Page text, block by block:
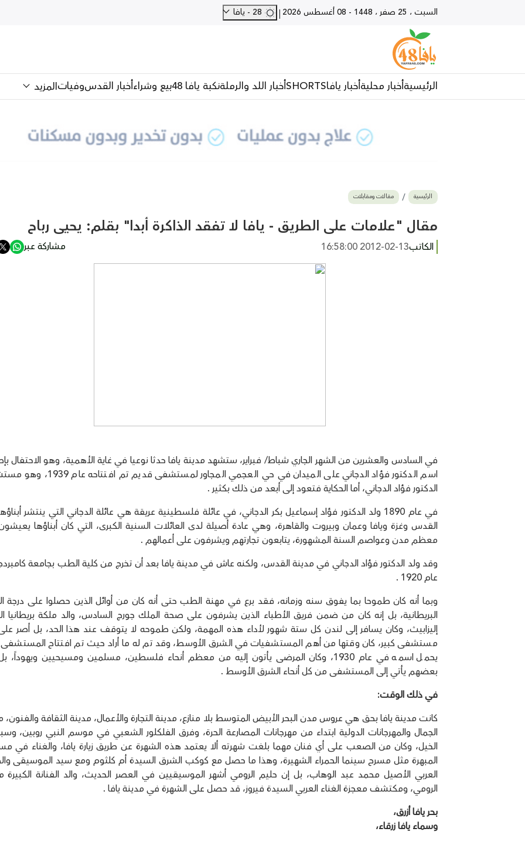
السبت ، 25 صفر ، 1448 - 08 أغسطس 2026 |
الرئيسيةأخبار محليةأخبار يافاSHORTSأخبار اللد والرملةنكبة يافا 48 بيع وشراءأخبار القدسوفياتالمزيد
الرئيسية مقالات ومقابلات
مقال "علامات على الطريق - يافا لا تفقد الذاكرة أبدا" بقلم: يحيى رباح
الكاتب2012-02-13 16:58:00 مشاركة عبر
في السادس والعشرين من الشهر الجاري شباط/ فبراير، ستشهد مدينة يافا حدثا نوعيا في غاية الأهمية، وهو الاحتفال
اسم الدكتور فؤاد الدجاني على الميدان في حي العجمي المجاور لمستشفى
الدكتور فؤاد الدجاني، أما الحكاية فتعود إلى أبعد من ذلك بكثير .
في عام 1890 ولد الدكتور فؤاد إسماعيل بكر الدجاني، في عائلة فلسطينية عريقة هي عائلة الدجاني التي ينتشر
القدس وغزة ويافا وعمان وبيروت والقاهرة، وهي عادة أصيلة لدى العائلات السنية الكبرى، التي كان أبناؤها
معظم مدن وعواصم السنة المشهورة، يتابعون تجارتهم ويشرفون على أعمالهم .
وقد ولد الدكتور فؤاد الدجاني في مدينة القدس، ولكنه عاش في مدينة يافا بعد أن تخرج من كلية الطب بجامعة
عام 1920 .
وبما أنه كان طموحا بما يفوق سنه وزمانه، فقد برع في مهنة الطب حتى أنه كان من أوائل الذين حصلوا على درجة
البريطانية، بل إنه كان من ضمن فريق الأطباء الذين يشرفون على صحة الملك جورج السادس، والد ملكة بريطانيا
إليزابيث، وكان يسافر إلى لندن كل ستة شهور لأداء هذه المهمة، ولكن طموحه لا يتوقف عند هذا الحد، بل أصر
مستشفى كبير، كان وقتها من أهم المستشفيات في الشرق الأوسط، وقد تم له ما أراد حيث تم افتتاح المستشفى
يحمل اسمه في عام 1930، وكان المرضى يأتون إليه من معظم أنحاء فلسطين، مسلمين ومسيحيين ويهوداً،
بعضهم يأتي إلى المستشفى من كل أنحاء الشرق الأوسط .
في ذلك الوقت:
كانت مدينة يافا بحق هي عروس مدن البحر الأبيض المتوسط بلا منازع، مدينة التجارة والأعمال، مدينة الثقافة والفنون،
الجمال والمهرجانات الدولية ابتداء من مهرجانات المصارعة الحرة، وفرق الفلكلور الشعبي في موسم النبي روبين،
الخيل، وكان من الصعب على أي فنان مهما بلغت شهرته ألا يعتمد هذه الشهرة عن طريق زيارة يافا، والغناء في
المبهرة مثل مسرح سينما الحمراء الشهيرة، وهذا ما حصل مع كوكب الشرق السيدة أم كلثوم ومع سيد الموسيقى
العربي الأصيل محمد عبد الوهاب، بل إن حليم الرومي أشهر الموسيقيين في العصر الحديث، والد الفنانة الكبيرة
الرومي، ومكتشف معجزة الغناء العربي السيدة فيروز، قد حصل على الشهرة في مدينة يافا .
بحر يافا أزرق،
وسماء يافا زرقاء،